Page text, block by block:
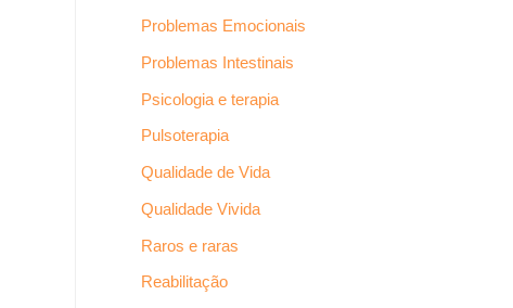
Problemas Emocionais
Problemas Intestinais
Psicologia e terapia
Pulsoterapia
Qualidade de Vida
Qualidade Vivida
Raros e raras
Reabilitação